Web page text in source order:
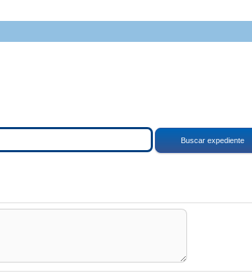
Buscar expediente